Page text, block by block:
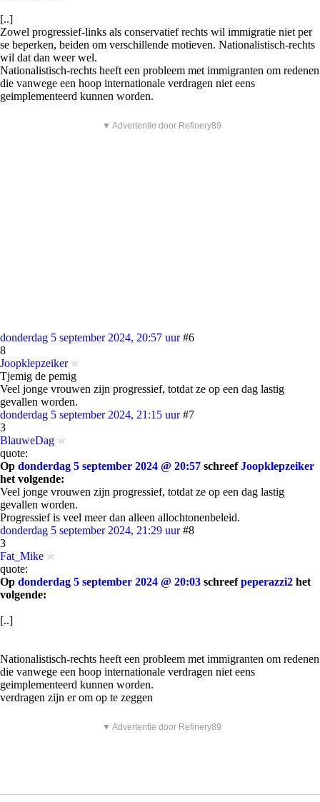
[..]
Zowel progressief-links als conservatief rechts wil immigratie niet per
se beperken, beiden om verschillende motieven. Nationalistisch-rechts
wil dat dan weer wel.
Nationalistisch-rechts heeft een probleem met immigranten om redenen
die vanwege een hoop internationale verdragen niet eens
geimplementeerd kunnen worden.
▼ Advertentie door Refinery89
donderdag 5 september 2024, 20:57 uur #6
8
Joopklepzeiker
Tjemig de pemig
Veel jonge vrouwen zijn progressief, totdat ze op een dag lastig
gevallen worden.
donderdag 5 september 2024, 21:15 uur #7
3
BlauweDag
quote:
Op donderdag 5 september 2024 @ 20:57 schreefJoopklepzeiker
het volgende:
Veel jonge vrouwen zijn progressief, totdat ze op een dag lastig
gevallen worden.
Progressief is veel meer dan alleen allochtonenbeleid.
donderdag 5 september 2024, 21:29 uur #8
3
Fat_Mike
quote:
Op donderdag 5 september 2024 @ 20:03 schreefpeperazzi2 het
volgende:
[..]
Nationalistisch-rechts heeft een probleem met immigranten om redenen
die vanwege een hoop internationale verdragen niet eens
geimplementeerd kunnen worden.
verdragen zijn er om op te zeggen
▼ Advertentie door Refinery89